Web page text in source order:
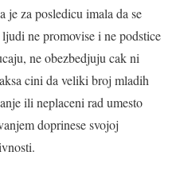
je za posledicu imala da se
ne promovise i ne podstice
ne obezbedjuju cak ni
cini da veliki broj mladih
ili neplaceni rad umesto
doprinese svojoj